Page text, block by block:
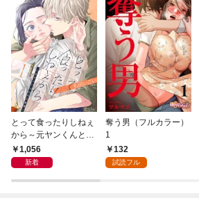
とって食ったりしねぇ
から～元ヤンくんとの
恋事情～ 1～6巻セッ
ト
1,056
新着
奪う男（フルカラー）
1
132
試読フル